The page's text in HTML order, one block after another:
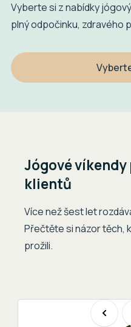
Vyberte si z nabídky
plný odpočinku, zdravého
Jógové
klientů
Více než šest let
Přečtěte si názor těch,
prožili.